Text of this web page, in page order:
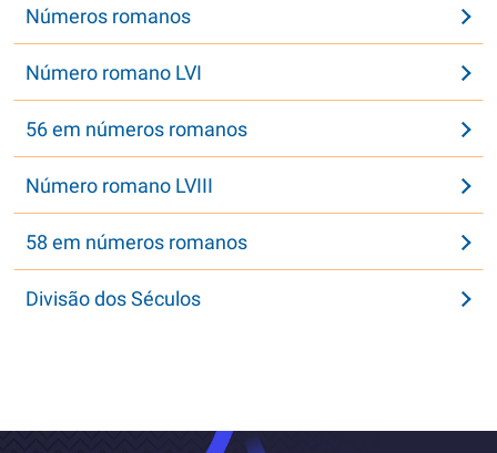
Números romanos
Número romano LVI
56 em números romanos
Número romano LVIII
58 em números romanos
Divisão dos Séculos